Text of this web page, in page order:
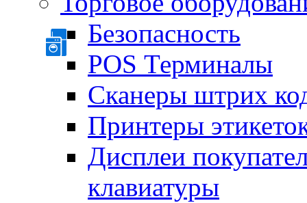
Безопасность
POS Терминалы
Сканеры штрих
Принтеры
Дисплеи
клавиатуры